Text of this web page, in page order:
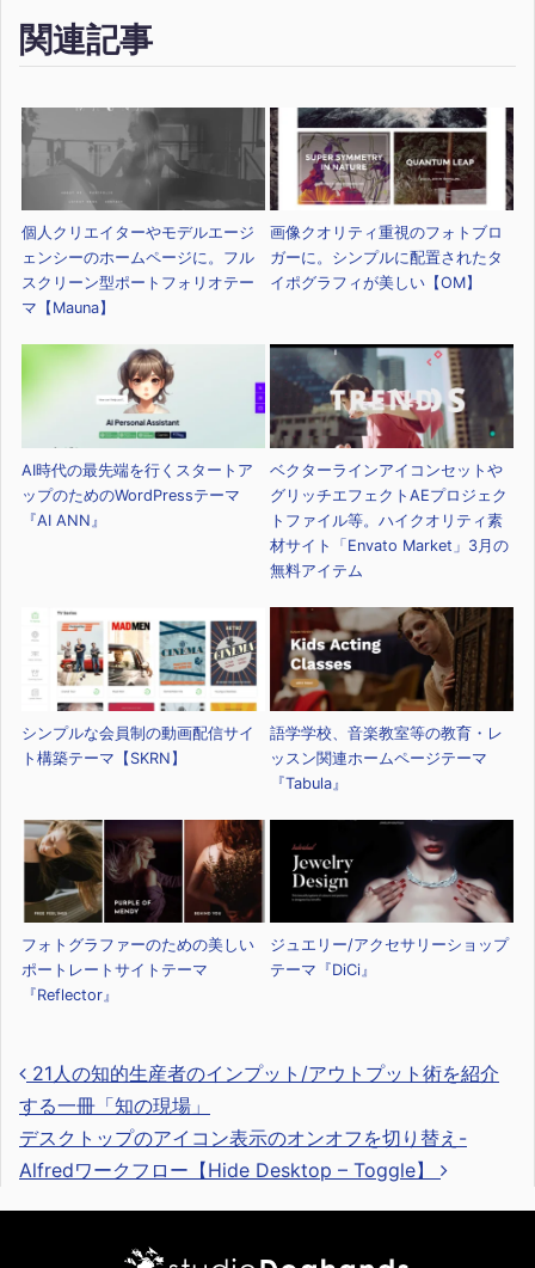
関連記事
個人クリエイターやモデルエージ
ェンシーのホームページに。フル
スクリーン型ポートフォリオテー
マ【Mauna】
画像クオリティ重視のフォトブロ
ガーに。シンプルに配置されたタ
イポグラフィが美しい【OM】
AI時代の最先端を行くスタートア
ップのためのWordPressテーマ
『AI ANN』
ベクターラインアイコンセットや
グリッチエフェクトAEプロジェク
トファイル等。ハイクオリティ素
材サイト「Envato Market」3月の
無料アイテム
シンプルな会員制の動画配信サイ
ト構築テーマ【SKRN】
語学学校、音楽教室等の教育・レ
ッスン関連ホームページテーマ
『Tabula』
フォトグラファーのための美しい
ポートレートサイトテーマ
『Reflector』
ジュエリー/アクセサリーショップ
テーマ『DiCi』
投稿ナビゲーション
21人の知的生産者のインプット/アウトプット術を紹介
する一冊「知の現場」
デスクトップのアイコン表示のオンオフを切り替え-
Alfredワークフロー【Hide Desktop – Toggle】